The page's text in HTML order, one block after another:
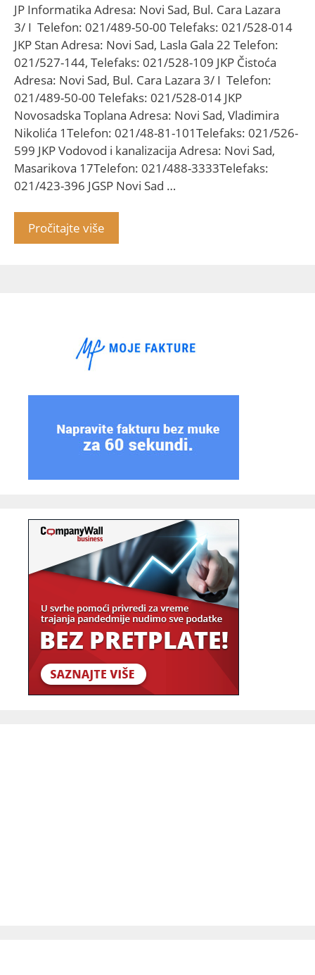
JP Informatika Adresa: Novi Sad, Bul. Cara Lazara
3/ I Telefon: 021/489-50-00 Telefaks: 021/528-014
JKP Stan Adresa: Novi Sad, Lasla Gala 22 Telefon:
021/527-144, Telefaks: 021/528-109 JKP Čistoća
Adresa: Novi Sad, Bul. Cara Lazara 3/ I Telefon:
021/489-50-00 Telefaks: 021/528-014 JKP
Novosadska Toplana Adresa: Novi Sad, Vladimira
Nikolića 1Telefon: 021/48-81-101Telefaks: 021/526-
599 JKP Vodovod i kanalizacija Adresa: Novi Sad,
Masarikova 17Telefon: 021/488-3333Telefaks:
021/423-396 JGSP Novi Sad …
Pročitajte više